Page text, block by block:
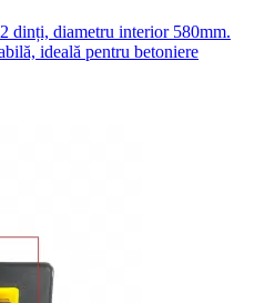
dinți, diametru interior 580mm.
ideală pentru betoniere